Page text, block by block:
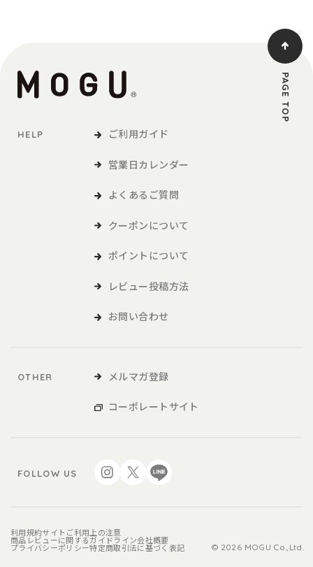
HELP ご利用ガイド
営業日カレンダー
よくあるご質問
クーポンについて
ポイントについて
レビュー投稿方法
お問い合わせ
OTHER メルマガ登録
コーポレートサイト
FOLLOW US
利用規約サイトご利用上の注意
商品レビューに関するガイドライン会社概要
プライバシーポリシー特定商取引法に基づく表記 © 2026 MOGU Co.,Ltd.
PAGE TOP